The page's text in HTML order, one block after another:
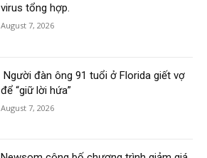
virus tổng hợp.
August 7, 2026
Người đàn ông 91 tuổi ở Florida giết vợ
để “giữ lời hứa”
August 7, 2026